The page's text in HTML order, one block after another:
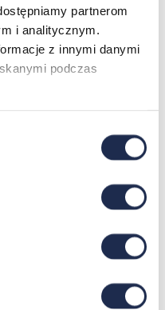
partnerom
i analitycznym.
z innymi danymi
podczas
zawsze darmowe,bez
wartościowe.
→ jest do dla nas
rozwiązania